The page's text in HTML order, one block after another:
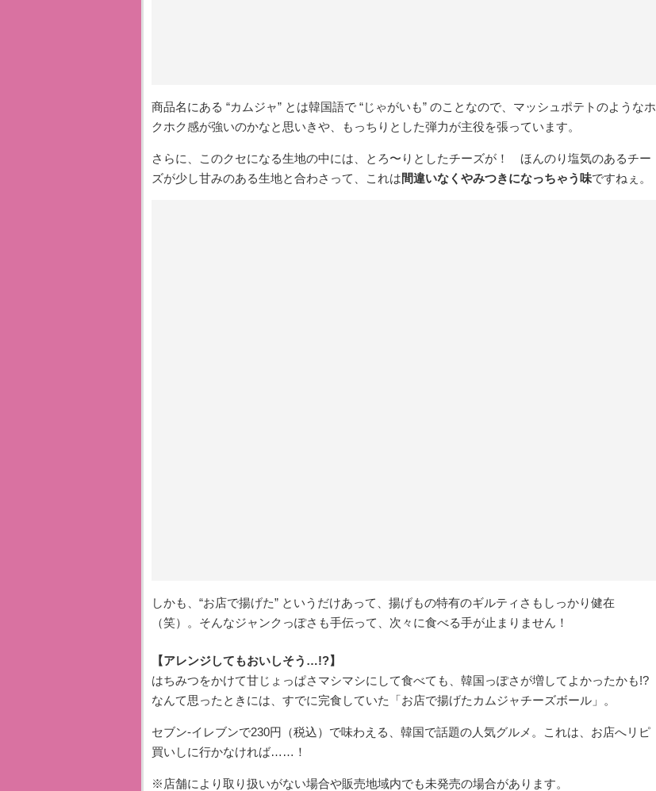
商品名にある “カムジャ” とは韓国語で “じゃがいも” のことなので、マッシュポテトのようなホ
クホク感が強いのかなと思いきや、もっちりとした弾力が主役を張っています。
さらに、このクセになる生地の中には、とろ〜りとしたチーズが！ ほんのり塩気のあるチー
ズが少し甘みのある生地と合わさって、これは間違いなくやみつきになっちゃう味ですねぇ。
しかも、“お店で揚げた” というだけあって、揚げもの特有のギルティさもしっかり健在
（笑）。そんなジャンクっぽさも手伝って、次々に食べる手が止まりません！
【アレンジしてもおいしそう…!?】
はちみつをかけて甘じょっぱさマシマシにして食べても、韓国っぽさが増してよかったかも!?
なんて思ったときには、すでに完食していた「お店で揚げたカムジャチーズボール」。
セブン-イレブンで230円（税込）で味わえる、韓国で話題の人気グルメ。これは、お店へリピ
買いしに行かなければ……！
※店舗により取り扱いがない場合や販売地域内でも未発売の場合があります。